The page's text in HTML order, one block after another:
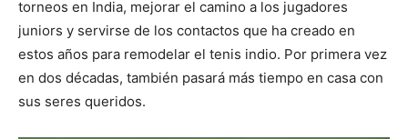
torneos en India, mejorar el camino a los jugadores
juniors y servirse de los contactos que ha creado en
estos años para remodelar el tenis indio. Por primera vez
en dos décadas, también pasará más tiempo en casa con
sus seres queridos.